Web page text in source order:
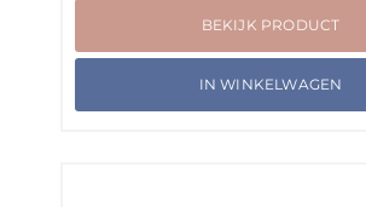
BEKIJK PRODUCT
IN WINKELWAGEN